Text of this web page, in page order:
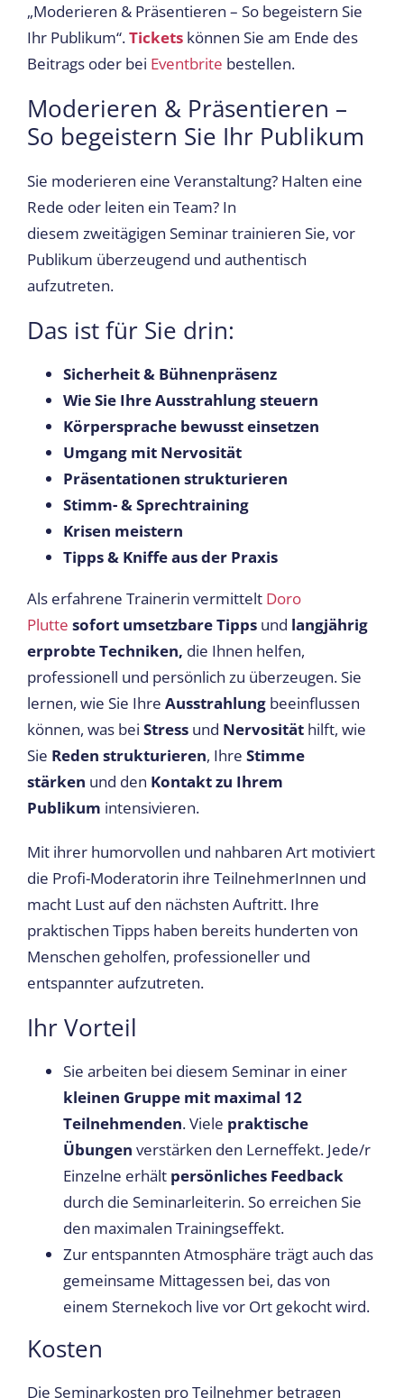
„Moderieren & Präsentieren – So begeistern Sie
Ihr Publikum“.Tickets können Sie am Ende des
Beitrags oder bei Eventbrite bestellen.
Moderieren & Präsentieren –
So begeistern Sie Ihr Publikum
Sie moderieren eine Veranstaltung? Halten eine
Rede oder leiten ein Team? In
diesem zweitägigen Seminar trainieren Sie, vor
Publikum überzeugend und authentisch
aufzutreten.
Das ist für Sie drin:
Sicherheit & Bühnenpräsenz
Wie Sie Ihre Ausstrahlung steuern
Körpersprache bewusst einsetzen
Umgang mit Nervosität
Präsentationen strukturieren
Stimm- & Sprechtraining
Krisen meistern
Tipps & Kniffe aus der Praxis
Als erfahrene Trainerin vermittelt Doro
Plutte sofort umsetzbare Tipps und langjährig
erprobte Techniken, die Ihnen helfen,
professionell und persönlich zu überzeugen. Sie
lernen, wie Sie Ihre Ausstrahlung beeinflussen
können, was bei Stress und Nervosität hilft, wie
Sie Reden strukturieren, Ihre Stimme
stärken und den Kontakt zu Ihrem
Publikum intensivieren.
Mit ihrer humorvollen und nahbaren Art motiviert
die Profi-Moderatorin ihre TeilnehmerInnen und
macht Lust auf den nächsten Auftritt. Ihre
praktischen Tipps haben bereits hunderten von
Menschen geholfen, professioneller und
entspannter aufzutreten.
Ihr Vorteil
Sie arbeiten bei diesem Seminar in einer
kleinen Gruppe mit maximal 12
Teilnehmenden. Viele praktische
Übungen verstärken den Lerneffekt. Jede/r
Einzelne erhält persönliches Feedback
durch die Seminarleiterin. So erreichen Sie
den maximalen Trainingseffekt.
Zur entspannten Atmosphäre trägt auch das
gemeinsame Mittagessen bei, das von
einem Sternekoch live vor Ort gekocht wird.
Kosten
Die Seminarkosten pro Teilnehmer betragen